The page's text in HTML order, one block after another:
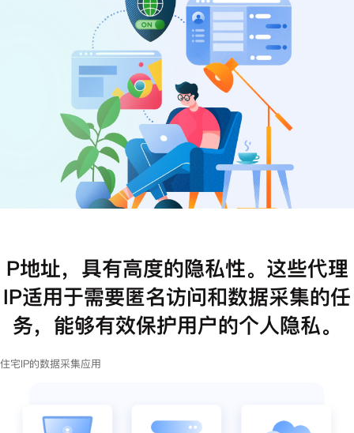
P地址，具有高度的隐私性。这些代理
IP适用于需要匿名访问和数据采集的任
务，能够有效保护用户的个人隐私。
住宅IP的数据采集应用